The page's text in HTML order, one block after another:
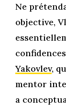
Ne
objective,
Yakovlev,
mentor
a